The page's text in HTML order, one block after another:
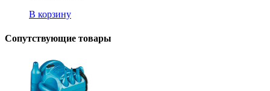
В корзину
Сопутствующие товары